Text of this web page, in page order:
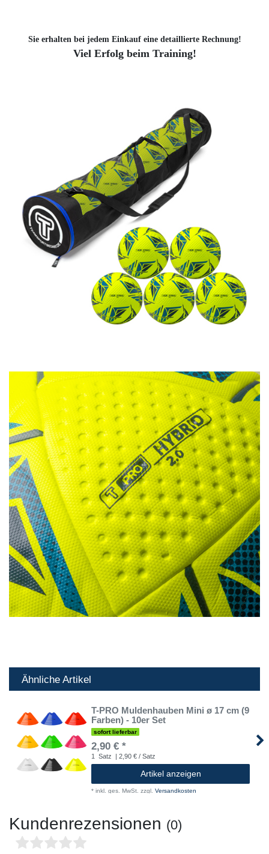
Sie erhalten bei jedem Einkauf eine detaillierte Rechnung!
Viel Erfolg beim Training!
Ähnliche Artikel
T-PRO Muldenhauben Mini ø 17 cm (9
Farben) - 10er Set
sofort lieferbar
2,90 € *
1 Satz | 2,90 € / Satz
Artikel anzeigen
* inkl. ges. MwSt. zzgl. Versandkosten
Kundenrezensionen (0)